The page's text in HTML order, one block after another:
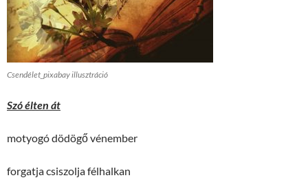
Csendélet_pixabay illusztráció
Szó élten át
motyogó dödögő vénember
forgatja csiszolja félhalkan